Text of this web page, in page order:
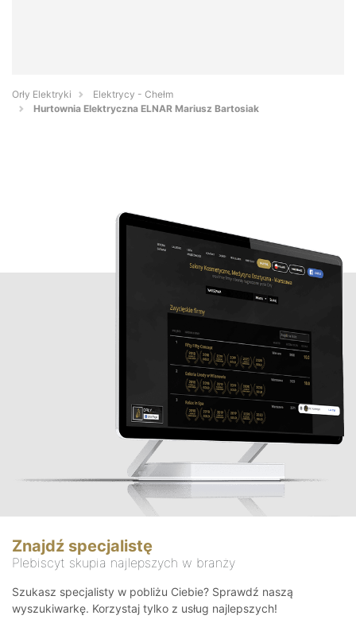
Orły Elektryki
Elektrycy - Chełm
Hurtownia Elektryczna ELNAR Mariusz Bartosiak
Znajdź specjalistę
Plebiscyt skupia najlepszych w branży
Szukasz specjalisty w pobliżu Ciebie? Sprawdź naszą
wyszukiwarkę. Korzystaj tylko z usług najlepszych!